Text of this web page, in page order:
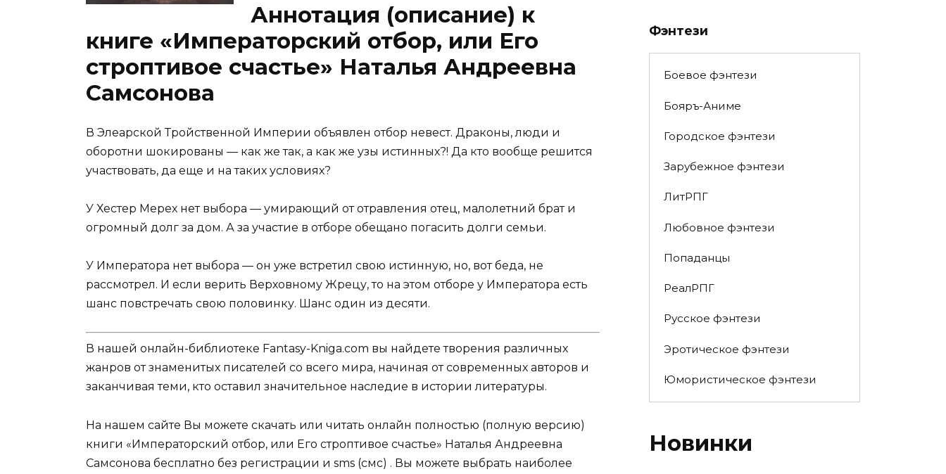
Аннотация (описание) к
книге «Императорский отбор, или Его
строптивое счастье» Наталья Андреевна
Самсонова
В Элеарской Тройственной Империи объявлен отбор невест. Драконы, люди и
оборотни шокированы — как же так, а как же узы истинных?! Да кто вообще решится
участвовать, да еще и на таких условиях?
У Хестер Мерех нет выбора — умирающий от отравления отец, малолетний брат и
огромный долг за дом. А за участие в отборе обещано погасить долги семьи.
У Императора нет выбора — он уже встретил свою истинную, но, вот беда, не
рассмотрел. И если верить Верховному Жрецу, то на этом отборе у Императора есть
шанс повстречать свою половинку. Шанс один из десяти.
В нашей онлайн-библиотеке Fantasy-Kniga.com вы найдете творения различных
жанров от знаменитых писателей со всего мира, начиная от современных авторов и
заканчивая теми, кто оставил значительное наследие в истории литературы.
На нашем сайте Вы можете скачать или читать онлайн полностью (полную версию)
книги «Императорский отбор, или Его строптивое счастье» Наталья Андреевна
Самсонова бесплатно без регистрации и sms (смс) . Вы можете выбрать наиболее
Фэнтези
Боевое фэнтези
Бояръ-Аниме
Городское фэнтези
Зарубежное фэнтези
ЛитРПГ
Любовное фэнтези
Попаданцы
РеалРПГ
Русское фэнтези
Эротическое фэнтези
Юмористическое фэнтези
Новинки